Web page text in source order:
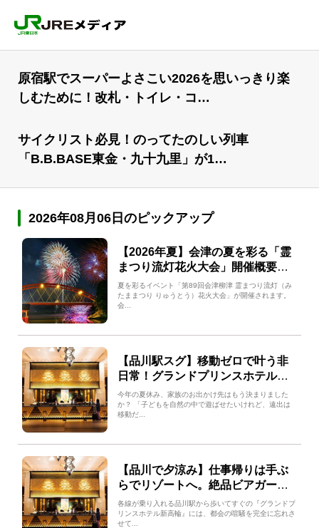
原宿駅でスーパーよさこい2026を思いっきり楽
しむために！改札・トイレ・コ…
サイクリスト必見！のってたのしい列車
「B.B.BASE東金・九十九里」が1…
2026年08月06日のピックアップ
【2026年夏】会津の夏を彩る「霊
まつり流灯花火大会」開催概要と
アクセス情報
夏を彩るイベント「第89回会津柳津 霊まつり流灯（み
たままつり りゅうとう）花火大会」が開催されます。
会...
【品川駅スグ】移動ゼロで叶う非
日常！グランドプリンスホテル新
高輪で大満足の「家族の夏休み」
今年の夏休み、家族のお出かけ先はもう決まりました
か？ 「子どもを自然の中で遊ばせたいけれど、遠出は
移動だ...
【品川で夕涼み】仕事帰りは手ぶ
らでリゾートへ。絶品ビアガーデ
ン＆ナイトプールで過ごす大人の
夏
各線が乗り入れる品川駅から歩いてすぐの『グランドプ
リンスホテル新高輪』には、都会の喧騒を完全に忘れさ
せて...